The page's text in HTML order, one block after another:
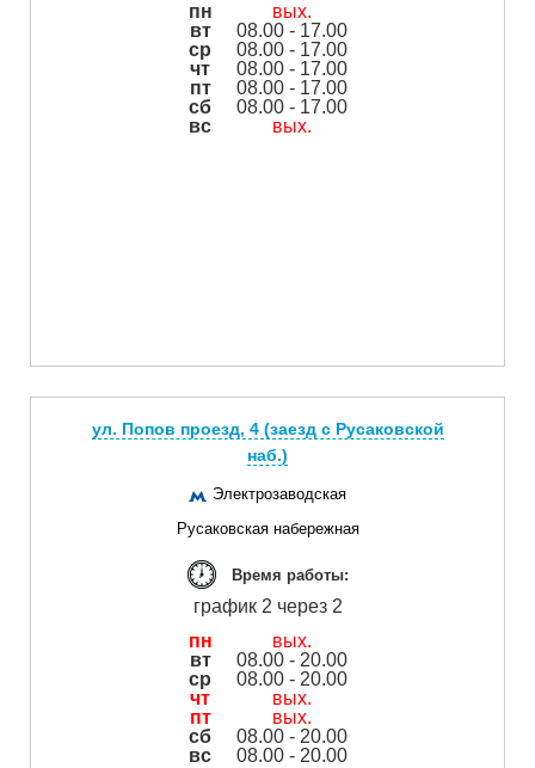
пн
вых.
вт
08.00 - 17.00
ср
08.00 - 17.00
чт
08.00 - 17.00
пт
08.00 - 17.00
сб
08.00 - 17.00
вс
вых.
ул. Попов проезд, 4 (заезд с Русаковской
наб.)
Электрозаводская
Русаковская набережная
Время работы:
график 2 через 2
пн
вых.
вт
08.00 - 20.00
ср
08.00 - 20.00
чт
вых.
пт
вых.
сб
08.00 - 20.00
вс
08.00 - 20.00